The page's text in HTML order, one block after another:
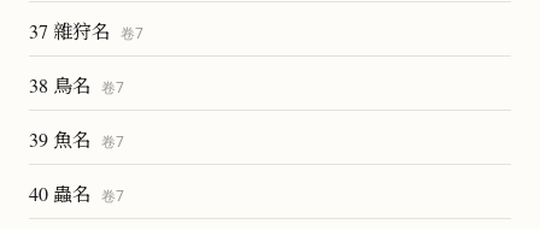
37 雜狩名 卷7
38 鳥名 卷7
39 魚名 卷7
40 蟲名 卷7